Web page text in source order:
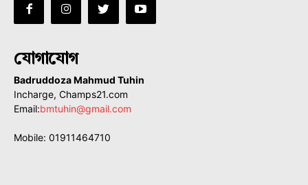
যোগাযোগ
Badruddoza Mahmud Tuhin
Incharge, Champs21.com
Email:bmtuhin@gmail.com
Mobile: 01911464710